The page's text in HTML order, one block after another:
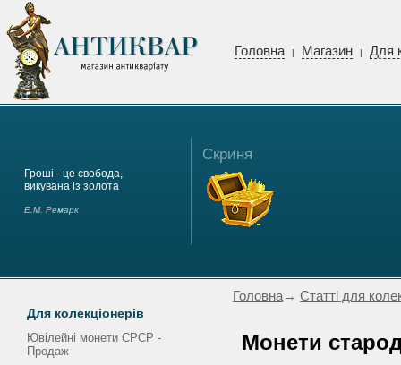
Головна | Магазин | Для
Гроші - це свобода,
викувана із золота
Е.М. Ремарк
Скриня
Для колекціонерів
Ювілейні монети СРСР -
Продаж
Головна→ Статті для
Монети